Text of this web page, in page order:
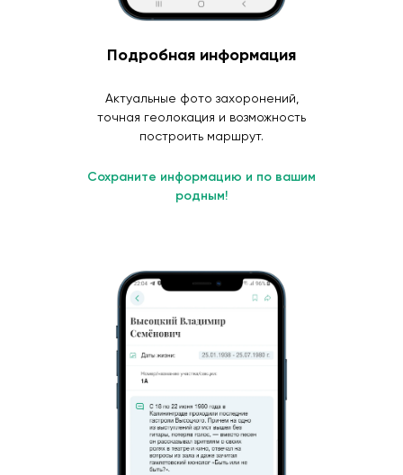
Подробная информация
Актуальные фото захоронений,
точная геолокация и возможность
построить маршрут.
Сохраните информацию и по вашим
родным!